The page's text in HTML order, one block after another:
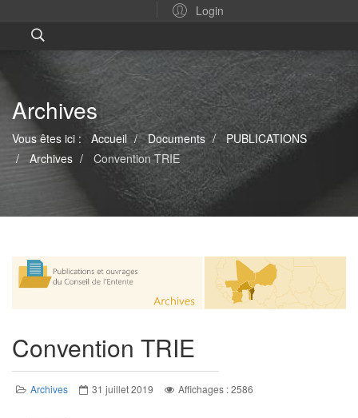
Login
Archives
Vous êtes ici : Accueil Documents
PUBLICATIONS
Archives
Convention TRIE
Convention TRIE
Archives 31 juillet 2019 Affichages : 2586